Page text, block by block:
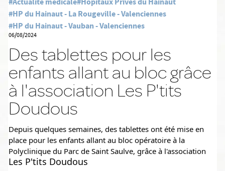
#HP du Hainaut - La Rougeville - Valenciennes
#HP du Hainaut - Vauban - Valenciennes
06/08/2024
Des tablettes pour les
enfants allant au bloc grâce
à l'association Les P'tits
Doudous
Depuis quelques semaines, des tablettes ont été mise en
place pour les enfants allant au bloc opératoire à la
Les P'tits Doudous